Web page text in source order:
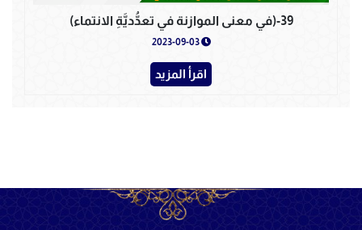
39-(في معنى الموازنة في تعدُّديَّةِ الانتماء)
2023-09-03
اقرأ المزيد